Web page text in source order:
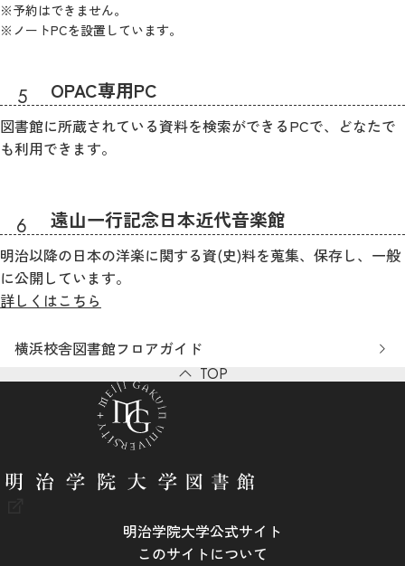
予約はできません。
ノートPCを設置しています。
OPAC専用PC
図書館に所蔵されている資料を検索ができるPCで、どなたで
も利用できます。
遠山一行記念日本近代音楽館
明治以降の日本の洋楽に関する資(史)料を蒐集、保存し、一般
に公開しています。
詳しくはこちら
横浜校舎図書館フロアガイド
TOP
明治学院大学公式サイト
このサイトについて